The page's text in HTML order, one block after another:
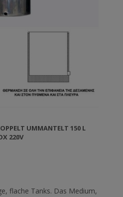
UMMANTELT 150 L
220V
flache Tanks. Das Medium,